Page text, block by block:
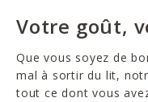
Votre goût,
Que vous soyez de
mal à sortir du lit,
tout ce dont vous